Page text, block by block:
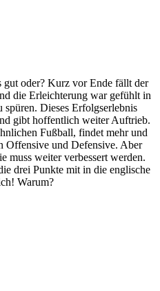
gut oder? Kurz vor Ende fällt der
die Erleichterung war gefühlt in
spüren. Dieses Erfolgserlebnis
gibt hoffentlich weiter Auftrieb.
Fußball, findet mehr und
Offensive und Defensive. Aber
muss weiter verbessert werden.
drei Punkte mit in die englische
Warum?